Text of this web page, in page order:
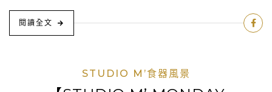
閱讀全文
STUDIO M’食器風景